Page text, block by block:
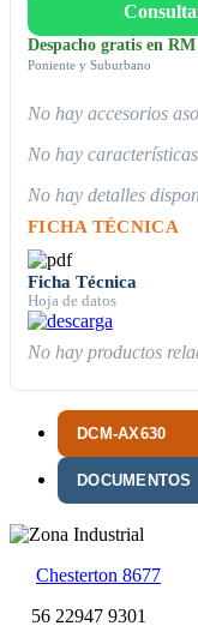
DCM-AX630
DOCUMENTOS
Despacho gratis en
Poniente y Suburbano
No hay accesorios
No hay
No hay detalles
FICHA TÉCNICA
Ficha Técnica
Hoja de datos
No hay productos
Chesterton 8677
56 22947 9301